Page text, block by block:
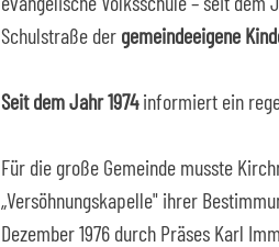
Schulstraße der gemeindeeigene
Seit dem Jahr 1974informiert ein
Für die große Gemeinde musste
„Versöhnungskapelle" ihrer
Dezember 1976 durch Präses Karl